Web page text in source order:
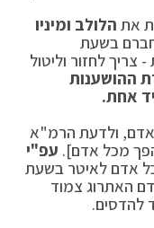
את הלולב ומיניו
בשעת
לחזור וליטול
ההושענות
אחת.
אדם, ולדעת הרמ"א
מכל אדם]. עפ"י
אדם לאיטר בשעת
האתרוג צמוד
להדסים.